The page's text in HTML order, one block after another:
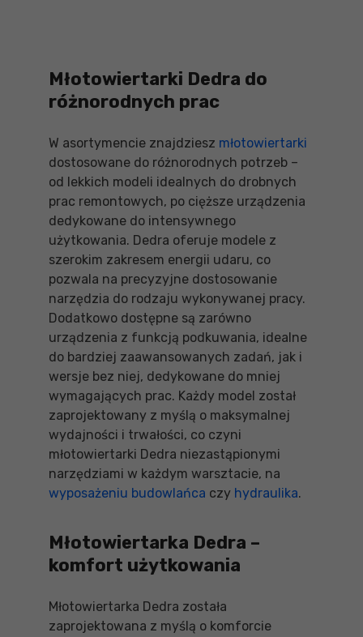
Młotowiertarki Dedra do
różnorodnych prac
W asortymencie znajdziesz młotowiertarki
dostosowane do różnorodnych potrzeb –
od lekkich modeli idealnych do drobnych
prac remontowych, po cięższe urządzenia
dedykowane do intensywnego
użytkowania. Dedra oferuje modele z
szerokim zakresem energii udaru, co
pozwala na precyzyjne dostosowanie
narzędzia do rodzaju wykonywanej pracy.
Dodatkowo dostępne są zarówno
urządzenia z funkcją podkuwania, idealne
do bardziej zaawansowanych zadań, jak i
wersje bez niej, dedykowane do mniej
wymagających prac. Każdy model został
zaprojektowany z myślą o maksymalnej
wydajności i trwałości, co czyni
młotowiertarki Dedra niezastąpionymi
narzędziami w każdym warsztacie, na
wyposażeniu budowlańca czy hydraulika.
Młotowiertarka Dedra –
komfort użytkowania
Młotowiertarka Dedra została
zaprojektowana z myślą o komforcie